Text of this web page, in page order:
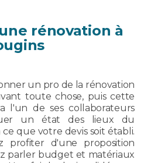
rénovation à
un pro de la rénovation
toute chose, puis cette
l'un de ses collaborateurs
un état des lieux du
que votre devis soit établi.
profiter d'une proposition
parler budget et matériaux